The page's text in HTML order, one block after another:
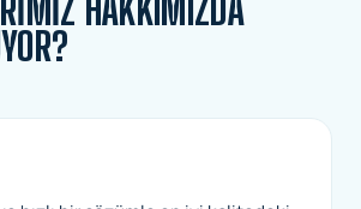
HAKKIMIZDA